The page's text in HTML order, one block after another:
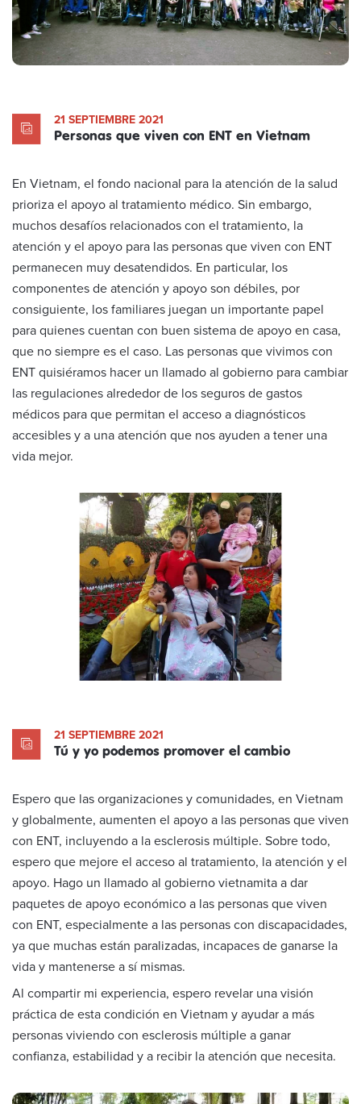
21 SEPTIEMBRE 2021
Personas que viven con ENT en Vietnam
En Vietnam, el fondo nacional para la atención de la salud
prioriza el apoyo al tratamiento médico. Sin embargo,
muchos desafíos relacionados con el tratamiento, la
atención y el apoyo para las personas que viven con ENT
permanecen muy desatendidos. En particular, los
componentes de atención y apoyo son débiles, por
consiguiente, los familiares juegan un importante papel
para quienes cuentan con buen sistema de apoyo en casa,
que no siempre es el caso. Las personas que vivimos con
ENT quisiéramos hacer un llamado al gobierno para cambiar
las regulaciones alrededor de los seguros de gastos
médicos para que permitan el acceso a diagnósticos
accesibles y a una atención que nos ayuden a tener una
vida mejor.
21 SEPTIEMBRE 2021
Tú y yo podemos promover el cambio
Espero que las organizaciones y comunidades, en Vietnam
y globalmente, aumenten el apoyo a las personas que viven
con ENT, incluyendo a la esclerosis múltiple. Sobre todo,
espero que mejore el acceso al tratamiento, la atención y el
apoyo. Hago un llamado al gobierno vietnamita a dar
paquetes de apoyo económico a las personas que viven
con ENT, especialmente a las personas con discapacidades,
ya que muchas están paralizadas, incapaces de ganarse la
vida y mantenerse a sí mismas.
Al compartir mi experiencia, espero revelar una visión
práctica de esta condición en Vietnam y ayudar a más
personas viviendo con esclerosis múltiple a ganar
confianza, estabilidad y a recibir la atención que necesita.